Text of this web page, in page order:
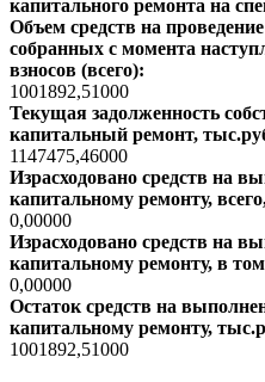
капитального ремонта на
Объем средств на
собранных с момента
взносов (всего):
1001892,51000
Текущая задолженность
капитальный ремонт,
1147475,46000
Израсходовано средств на
капитальному ремонту,
0,00000
Израсходовано средств на
капитальному ремонту, в
0,00000
Остаток средств на
капитальному ремонту,
1001892,51000